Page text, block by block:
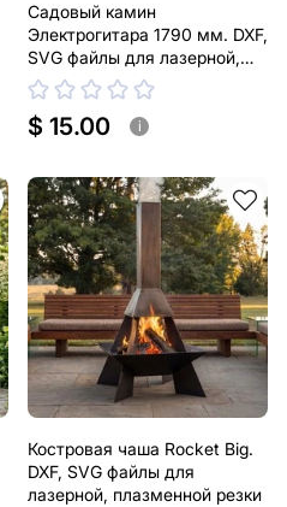
Садовый камин
Электрогитара 1790 мм. DXF,
SVG файлы для лазерной,
плазменной резки
$ 15.00 i
Костровая чаша Rocket Big.
DXF, SVG файлы для
лазерной, плазменной резки